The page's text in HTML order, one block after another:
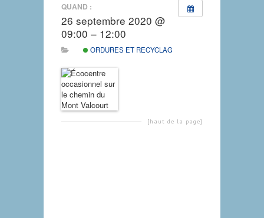
QUAND :
26 septembre 2020 @
09:00 – 12:00
ORDURES ET RECYCLAGE
[haut de la page]